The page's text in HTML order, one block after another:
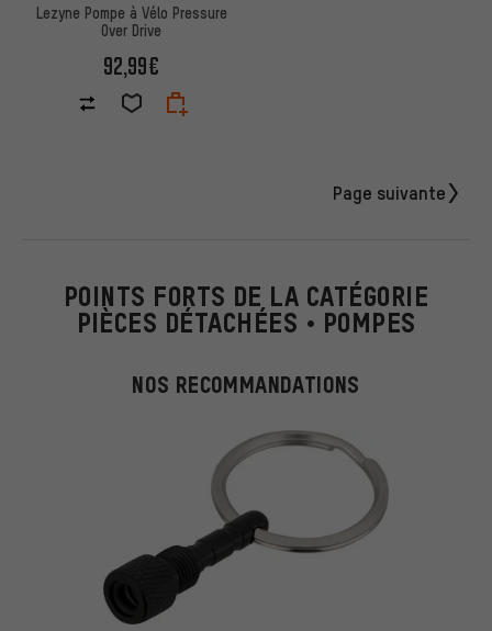
Lezyne Pompe à Vélo Pressure
Over Drive
92,99€
Page suivante
POINTS FORTS DE LA CATÉGORIE
PIÈCES DÉTACHÉES • POMPES
NOS RECOMMANDATIONS